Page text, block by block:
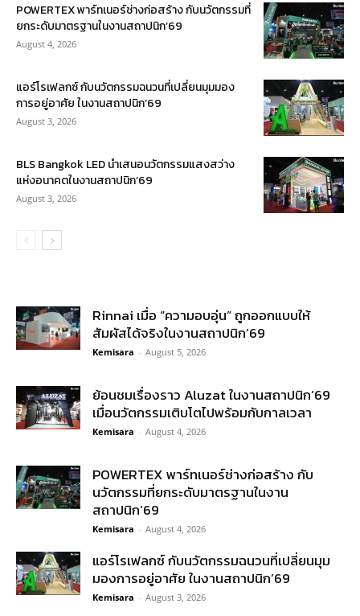
POWERTEX พาร์ทเนอร์ช่างก่อสร้าง กับนวัตกรรมที่
ยกระดับมาตรฐานในงานสถาปนิก’69
August 4, 2026
แอร์โรเฟลกซ์ กับนวัตกรรมฉนวนที่เปลี่ยนมุมมอง
การอยู่อาศัย ในงานสถาปนิก’69
August 3, 2026
BLS Bangkok LED นำเสนอนวัตกรรมแสงสว่าง
แห่งอนาคตในงานสถาปนิก’69
August 3, 2026
Rinnai เมื่อ “ความอบอุ่น” ถูกออกแบบให้
สัมผัสได้จริงในงานสถาปนิก’69
Kemisara - August 5, 2026
ย้อนชมเรื่องราว Aluzat ในงานสถาปนิก’69
เมื่อนวัตกรรมเติบโตไปพร้อมกับกาลเวลา
Kemisara - August 4, 2026
POWERTEX พาร์ทเนอร์ช่างก่อสร้าง กับ
นวัตกรรมที่ยกระดับมาตรฐานในงาน
สถาปนิก’69
Kemisara - August 4, 2026
แอร์โรเฟลกซ์ กับนวัตกรรมฉนวนที่เปลี่ยนมุม
มองการอยู่อาศัย ในงานสถาปนิก’69
Kemisara - August 3, 2026